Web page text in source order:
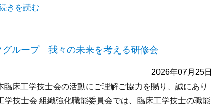
透析膜を使いこなす －病態別アプローチの実践” の
きを読む
グループ 我々の未来を考える研修会
2026年07月25日
床工学技士会の活動にご理解ご協力を賜り、誠にあり
技士会 組織強化職能委員会では、臨床工学技士の職能